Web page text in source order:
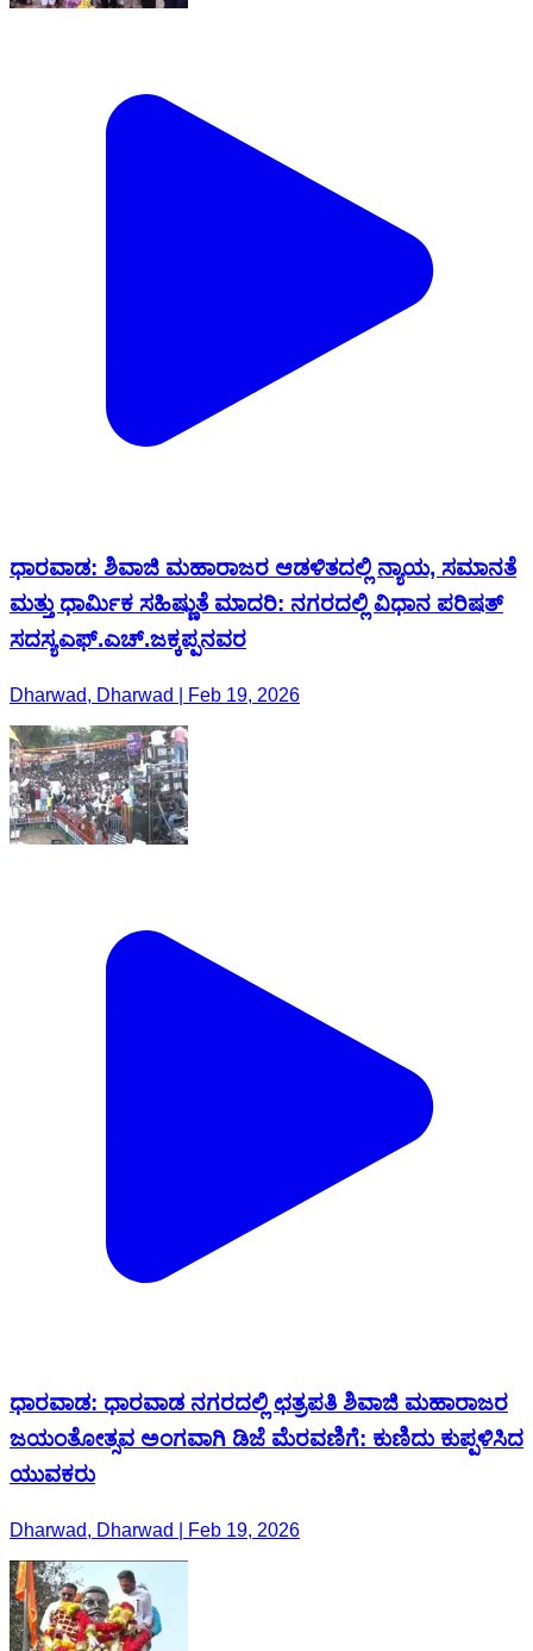
ಧಾರವಾಡ: ಶಿವಾಜಿ ಮಹಾರಾಜರ ಆಡಳಿತದಲ್ಲಿ ನ್ಯಾಯ, ಸಮಾನತೆ
ಮತ್ತು ಧಾರ್ಮಿಕ ಸಹಿಷ್ಣುತೆ ಮಾದರಿ: ನಗರದಲ್ಲಿ ವಿಧಾನ ಪರಿಷತ್
ಸದಸ್ಯಎಫ್.ಎಚ್.ಜಕ್ಕಪ್ಪನವರ
Dharwad, Dharwad | Feb 19, 2026
ಧಾರವಾಡ: ಧಾರವಾಡ ನಗರದಲ್ಲಿ ಛತ್ರಪತಿ ಶಿವಾಜಿ ಮಹಾರಾಜರ
ಜಯಂತೋತ್ಸವ ಅಂಗವಾಗಿ ಡಿಜೆ ಮೆರವಣಿಗೆ: ಕುಣಿದು ಕುಪ್ಪಳಿಸಿದ
ಯುವಕರು
Dharwad, Dharwad | Feb 19, 2026